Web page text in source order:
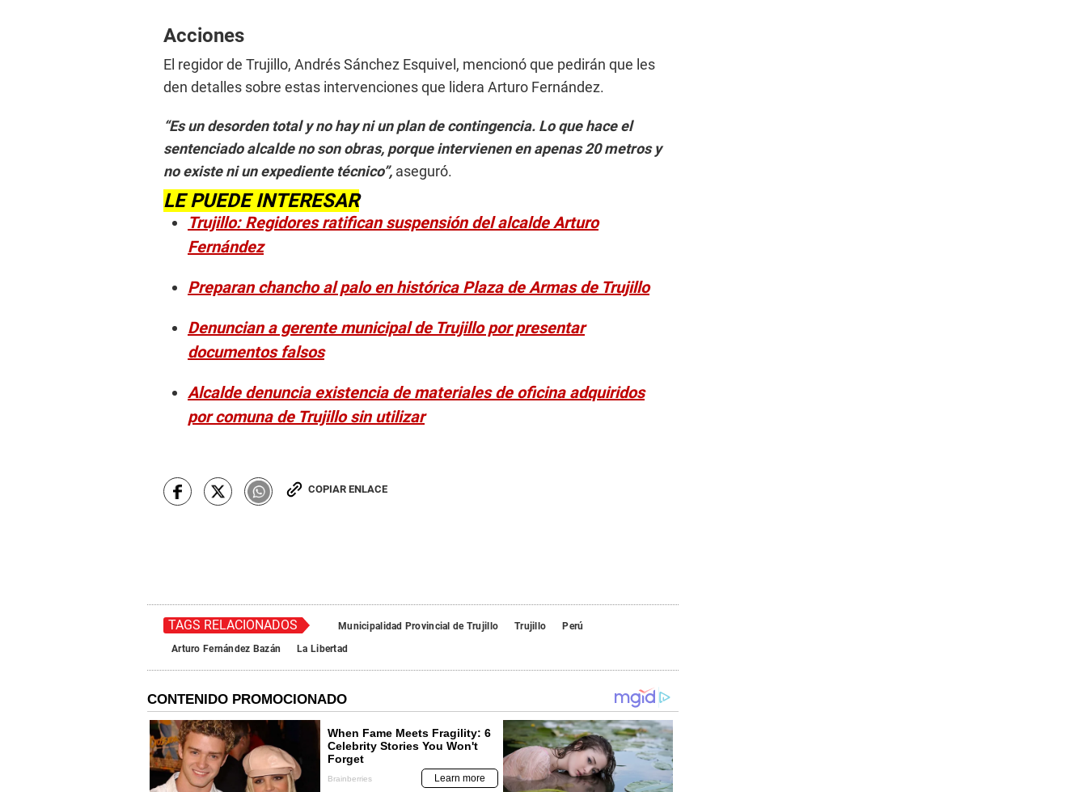
Acciones
El regidor de Trujillo, Andrés Sánchez Esquivel, mencionó que pedirán que les
den detalles sobre estas intervenciones que lidera Arturo Fernández.
“Es un desorden total y no hay ni un plan de contingencia. Lo que hace el
sentenciado alcalde no son obras, porque intervienen en apenas 20 metros y
no existe ni un expediente técnico”, aseguró.
LE PUEDE INTERESAR
Trujillo: Regidores ratifican suspensión del alcalde Arturo
Fernández
Preparan chancho al palo en histórica Plaza de Armas de Trujillo
Denuncian a gerente municipal de Trujillo por presentar
documentos falsos
Alcalde denuncia existencia de materiales de oficina adquiridos
por comuna de Trujillo sin utilizar
COPIAR ENLACE
TAGS RELACIONADOS Municipalidad Provincial de Trujillo Trujillo
Perú
Arturo Fernández Bazán
La Libertad